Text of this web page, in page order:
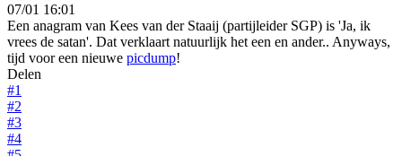
07/01 16:01
Een anagram van Kees van der Staaij (partijleider SGP) is 'Ja, ik
vrees de satan'. Dat verklaart natuurlijk het een en ander.. Anyways,
tijd voor een nieuwe picdump!
Delen
#1
#2
#3
#4